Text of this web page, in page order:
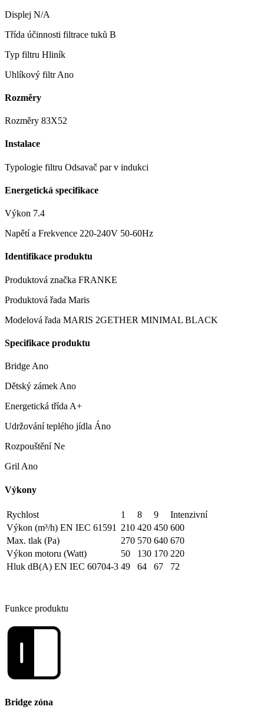
Displej N/A
Třída účinnosti filtrace tuků B
Typ filtru Hliník
Uhlíkový filtr Ano
Rozměry
Rozměry 83X52
Instalace
Typologie filtru Odsavač par v indukci
Energetická specifikace
Výkon 7.4
Napětí a Frekvence 220-240V 50-60Hz
Identifikace produktu
Produktová značka FRANKE
Produktová řada Maris
Modelová řada MARIS 2GETHER MINIMAL BLACK
Specifikace produktu
Bridge Ano
Dětský zámek Ano
Energetická třída A+
Udržování teplého jídla Áno
Rozpouštění Ne
Gril Ano
Výkony
Rychlost 1 8 9
Intenzivní
Výkon (m³/h) EN IEC 61591
210 420 450 600
Max. tlak (Pa)
270 570 640 670
Výkon motoru (Watt)
50 130 170 220
Hluk dB(A) EN IEC 60704-3 49 64 67 72
Funkce produktu
Bridge zóna